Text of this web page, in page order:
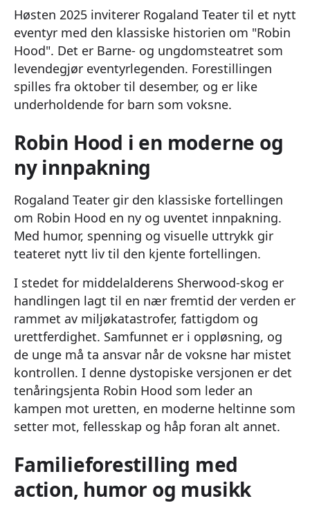
Høsten 2025 inviterer Rogaland Teater til et nytt
eventyr med den klassiske historien om "Robin
Hood". Det er Barne- og ungdomsteatret som
levendegjør eventyrlegenden. Forestillingen
spilles fra oktober til desember, og er like
underholdende for barn som voksne.
Robin Hood i en moderne og
ny innpakning
Rogaland Teater gir den klassiske fortellingen
om Robin Hood en ny og uventet innpakning.
Med humor, spenning og visuelle uttrykk gir
teateret nytt liv til den kjente fortellingen.
I stedet for middelalderens Sherwood-skog er
handlingen lagt til en nær fremtid der verden er
rammet av miljøkatastrofer, fattigdom og
urettferdighet. Samfunnet er i oppløsning, og
de unge må ta ansvar når de voksne har mistet
kontrollen. I denne dystopiske versjonen er det
tenåringsjenta Robin Hood som leder an
kampen mot uretten, en moderne heltinne som
setter mot, fellesskap og håp foran alt annet.
Familieforestilling med
action, humor og musikk